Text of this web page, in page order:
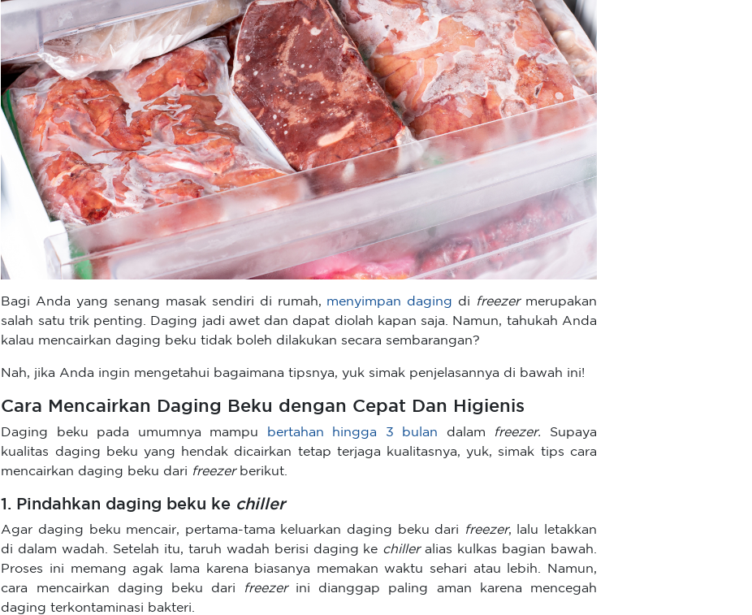
Bagi Anda yang senang masak sendiri di rumah, menyimpan daging di freezer merupakan
salah satu trik penting. Daging jadi awet dan dapat diolah kapan saja. Namun, tahukah Anda
kalau mencairkan daging beku tidak boleh dilakukan secara sembarangan?
Nah, jika Anda ingin mengetahui bagaimana tipsnya, yuk simak penjelasannya di bawah ini!
Cara Mencairkan Daging Beku dengan Cepat Dan Higienis
Daging beku pada umumnya mampu bertahan hingga 3 bulan dalam freezer. Supaya
kualitas daging beku yang hendak dicairkan tetap terjaga kualitasnya, yuk, simak tips cara
mencairkan daging beku dari freezer berikut.
1. Pindahkan daging beku ke chiller
Agar daging beku mencair, pertama-tama keluarkan daging beku dari freezer, lalu letakkan
di dalam wadah. Setelah itu, taruh wadah berisi daging ke chilleralias kulkas bagian bawah.
Proses ini memang agak lama karena biasanya memakan waktu sehari atau lebih. Namun,
cara mencairkan daging beku dari
freezer ini dianggap paling aman karena mencegah
daging terkontaminasi bakteri.